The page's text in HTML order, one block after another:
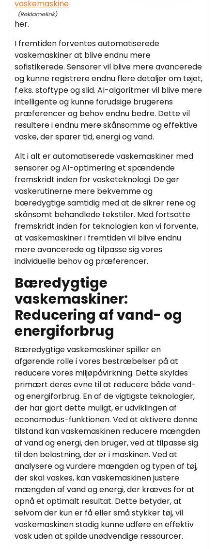
vaskemaskine
her.
I fremtiden forventes automatiserede
vaskemaskiner at blive endnu mere
sofistikerede. Sensorer vil blive mere avancerede
og kunne registrere endnu flere detaljer om tøjet,
f.eks. stoftype og slid. AI-algoritmer vil blive mere
intelligente og kunne forudsige brugerens
præferencer og behov endnu bedre. Dette vil
resultere i endnu mere skånsomme og effektive
vaske, der sparer tid, energi og vand.
Alt i alt er automatiserede vaskemaskiner med
sensorer og AI-optimering et spændende
fremskridt inden for vasketeknologi. De gør
vaskerutinerne mere bekvemme og
bæredygtige samtidig med at de sikrer rene og
skånsomt behandlede tekstiler. Med fortsatte
fremskridt inden for teknologien kan vi forvente,
at vaskemaskiner i fremtiden vil blive endnu
mere avancerede og tilpasse sig vores
individuelle behov og præferencer.
Bæredygtige
vaskemaskiner:
Reducering af vand- og
energiforbrug
Bæredygtige vaskemaskiner spiller en
afgørende rolle i vores bestræbelser på at
reducere vores miljøpåvirkning. Dette skyldes
primært deres evne til at reducere både vand-
og energiforbrug. En af de vigtigste teknologier,
der har gjort dette muligt, er udviklingen af ​​
economodus-funktionen. Ved at aktivere denne
tilstand kan vaskemaskinen reducere mængden
af ​​vand og energi, den bruger, ved at tilpasse sig
til den belastning, der er i maskinen. Ved at
analysere og vurdere mængden og typen af ​​tøj,
der skal vaskes, kan vaskemaskinen justere
mængden af ​​vand og energi, der kræves for at
opnå et optimalt resultat. Dette betyder, at
selvom der kun er få eller små stykker tøj, vil
vaskemaskinen stadig kunne udføre en effektiv
vask uden at spilde unødvendige ressourcer.